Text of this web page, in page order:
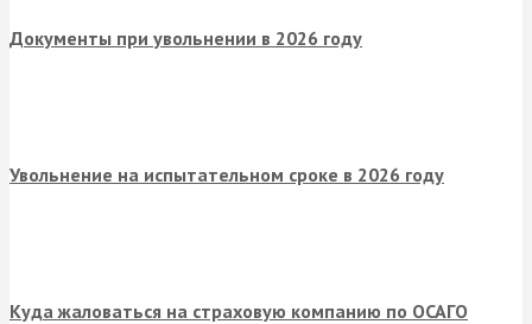
Документы при увольнении в 2026 году
Увольнение на испытательном сроке в 2026 году
Куда жаловаться на страховую компанию по ОСАГО